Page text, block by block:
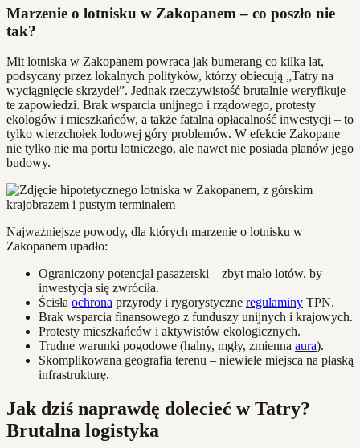
Marzenie o lotnisku w Zakopanem – co poszło nie
tak?
Mit lotniska w Zakopanem powraca jak bumerang co kilka lat,
podsycany przez lokalnych polityków, którzy obiecują „Tatry na
wyciągnięcie skrzydeł”. Jednak rzeczywistość brutalnie weryfikuje
te zapowiedzi. Brak wsparcia unijnego i rządowego, protesty
ekologów i mieszkańców, a także fatalna opłacalność inwestycji – to
tylko wierzchołek lodowej góry problemów. W efekcie Zakopane
nie tylko nie ma portu lotniczego, ale nawet nie posiada planów jego
budowy.
Najważniejsze powody, dla których marzenie o lotnisku w
Zakopanem upadło:
Ograniczony potencjał pasażerski – zbyt mało lotów, by
inwestycja się zwróciła.
Ścisła ochrona przyrody i rygorystyczne regulaminy TPN.
Brak wsparcia finansowego z funduszy unijnych i krajowych.
Protesty mieszkańców i aktywistów ekologicznych.
Trudne warunki pogodowe (halny, mgły, zmienna aura).
Skomplikowana geografia terenu – niewiele miejsca na płaską
infrastrukturę.
Jak dziś naprawdę dolecieć w Tatry?
Brutalna logistyka